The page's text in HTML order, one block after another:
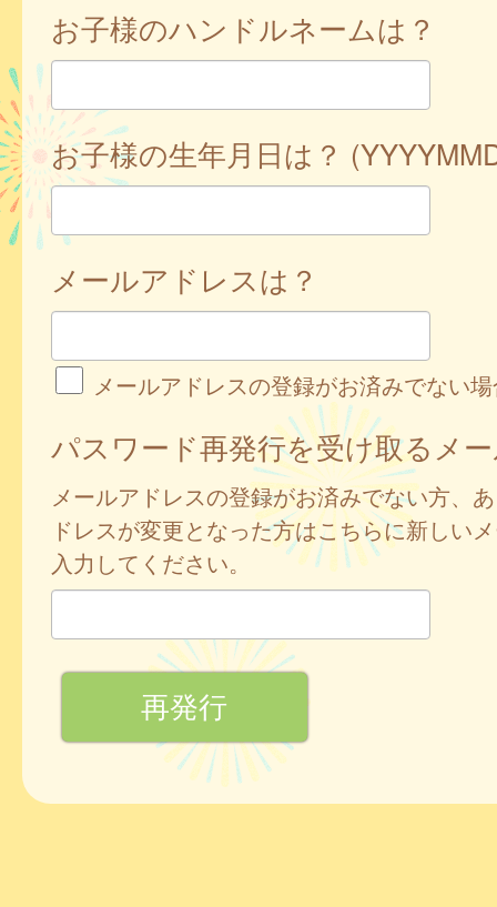
お子様のハンドルネームは？
お子様の生年月日は？
メールアドレスは？
メールアドレスの登録がお済みでない
パスワード再発行を受け取るメ
メールアドレスの登録がお済みでない方、
ドレスが変更となった方はこちらに新しい
入力してください。